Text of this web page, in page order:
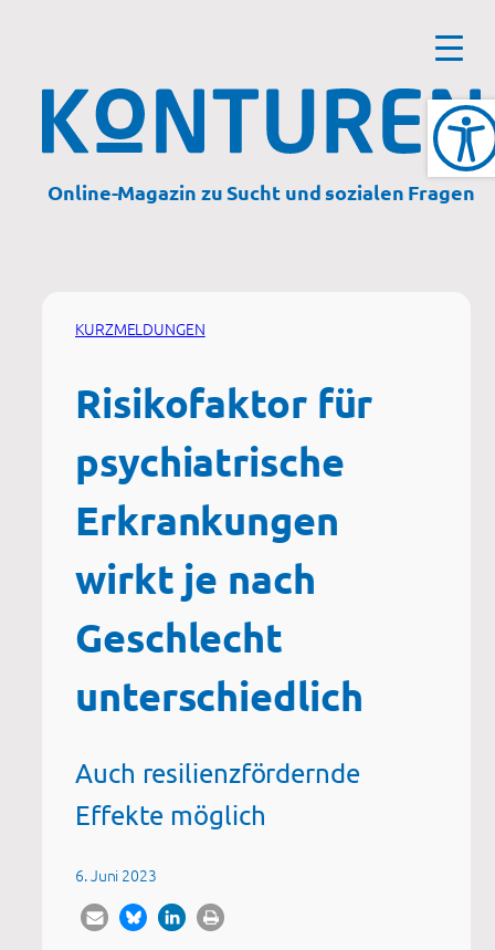
Online-Magazin zu Sucht und sozialen Fragen
KURZMELDUNGEN
Risikofaktor für
psychiatrische
Erkrankungen
wirkt je nach
Geschlecht
unterschiedlich
Auch resilienzfördernde
Effekte möglich
6. Juni 2023